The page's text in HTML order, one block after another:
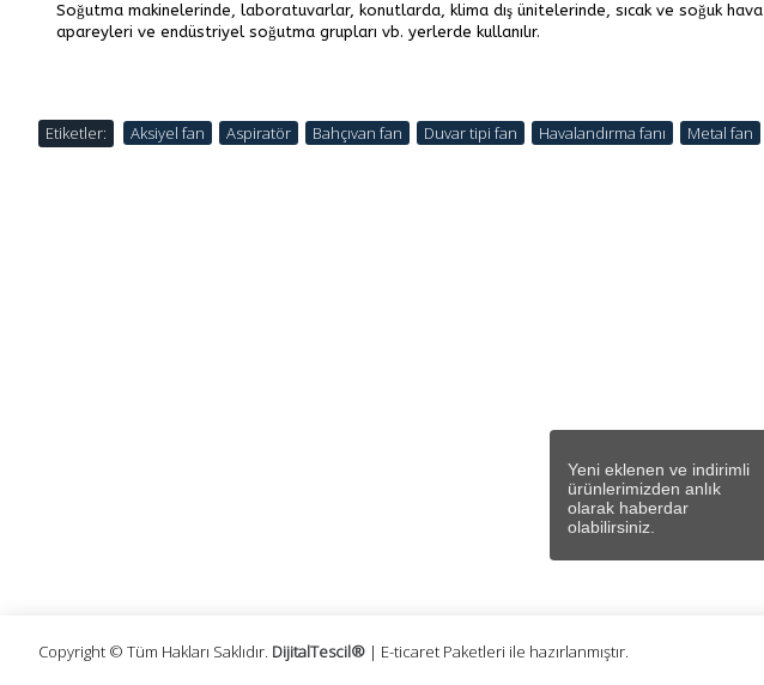
Soğutma makinelerinde, laboratuvarlar, konutlarda, klima dış ünitelerinde, sıcak ve soğuk hava
apareyleri ve endüstriyel soğutma grupları vb. yerlerde kullanılır.
Etiketler: Aksiyel fan Aspiratör Bahçıvan fan Duvar tipi fan Havalandırma fanı Metal fan
Yeni eklenen ve indirimli
ürünlerimizden anlık
olarak haberdar
olabilirsiniz.
Copyright © Tüm Hakları Saklıdır. DijitalTescil® | E-ticaret Paketleri ile hazırlanmıştır.